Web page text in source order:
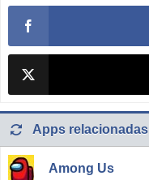
Apps relacionadas
Among Us